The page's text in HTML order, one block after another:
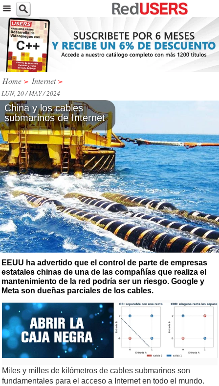
Home > Internet >
LUN, 20 / MAY / 2024
China y los cables
submarinos de Internet
EEUU ha advertido que el control de parte de empresas
estatales chinas de una de las compañías que realiza el
mantenimiento de la red podría ser un riesgo. Google y
Meta son dueñas parciales de los cables.
Miles y milles de kilómetros de cables submarinos son
fundamentales para el acceso a Internet en todo el mundo.